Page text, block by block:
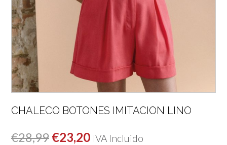
CHALECO BOTONES IMITACION LINO
€28,99 El
€23,20ElIVA Incluido